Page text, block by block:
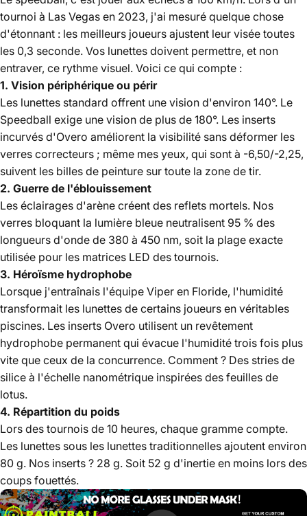
tournoi à Las Vegas en 2023, j'ai mesuré quelque chose
d'étonnant : les meilleurs joueurs ajustent leur visée toutes
les 0,3 seconde. Vos lunettes doivent permettre, et non
entraver, ce rythme visuel. Voici ce qui compte :
1. Vision périphérique ou périr
Les lunettes standard offrent une vision d'environ 140°. Le
Speedball exige une vision de plus de 180°. Les inserts
incurvés d'Overo améliorent la visibilité sans déformer les
verres correcteurs ; même mes yeux, qui sont à -6,50/-2,25,
suivent les billes de peinture sur toute la zone de tir.
2. Guerre de l'éblouissement
Les éclairages d'arène créent des reflets mortels. Nos
verres bloquant la lumière bleue neutralisent 95 % des
longueurs d'onde de 380 à 450 nm, soit la plage exacte
utilisée pour les matrices LED des tournois.
3. Héroïsme hydrophobe
Lorsque j'entraînais l'équipe Viper en Floride, l'humidité
transformait les lunettes de certains joueurs en véritables
piscines. Les inserts Overo utilisent un revêtement
hydrophobe permanent qui évacue l'humidité trois fois plus
vite que ceux de la concurrence. Comment ? Des stries de
silice à l'échelle nanométrique inspirées des feuilles de
lotus.
4. Répartition du poids
Lors des tournois de 10 heures, chaque gramme compte.
Les lunettes sous les lunettes traditionnelles ajoutent environ
80 g. Nos inserts ? 28 g. Soit 52 g d'inertie en moins lors des
coups fouettés.